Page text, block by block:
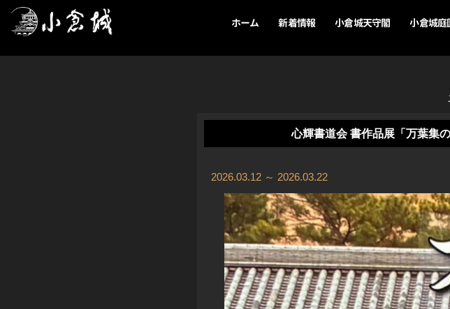
ホーム 新着情報 小倉城天守閣 小倉城庭
心輝書道会 書作品展「万葉集
2026.03.12 ～ 2026.03.22